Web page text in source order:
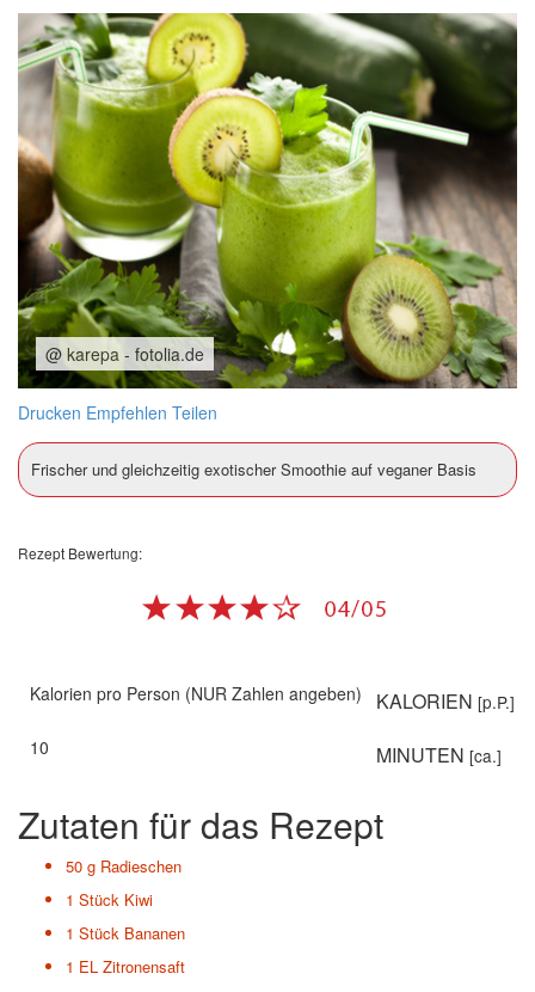
@ karepa - fotolia.de
Drucken Empfehlen Teilen
Frischer und gleichzeitig exotischer Smoothie auf veganer Basis
Rezept Bewertung:
Kalorien pro Person (NUR Zahlen angeben) KALORIEN [p.P.]
10
MINUTEN [ca.]
Zutaten für das Rezept
50 g Radieschen
1 Stück Kiwi
1 Stück Bananen
1 EL Zitronensaft